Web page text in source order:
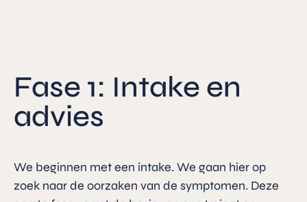
Fase 1: Intake en
advies
We beginnen met een intake. We gaan hier op
zoek naar de oorzaken van de symptomen. Deze